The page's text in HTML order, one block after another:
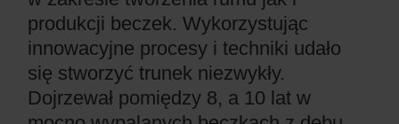
produkcji beczek. Wykorzystując
innowacyjne procesy i techniki udało
się stworzyć trunek niezwykły.
Dojrzewał pomiędzy 8, a 10 lat w